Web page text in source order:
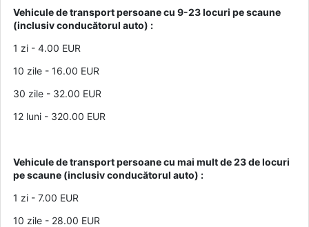
Vehicule de transport persoane cu 9-23 locuri pe scaune
(inclusiv conducătorul auto) :
1 zi - 4.00 EUR
10 zile - 16.00 EUR
30 zile - 32.00 EUR
12 luni - 320.00 EUR
Vehicule de transport persoane cu mai mult de 23 de locuri
pe scaune (inclusiv conducătorul auto) :
1 zi - 7.00 EUR
10 zile - 28.00 EUR